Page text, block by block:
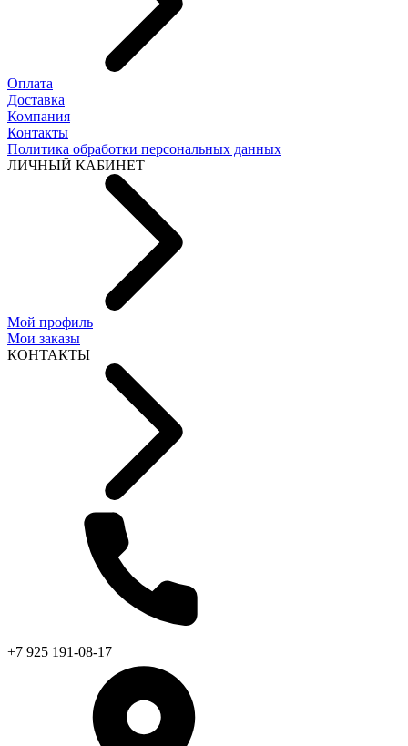
Оплата
Доставка
Компания
Контакты
Политика обработки персональных данных
ЛИЧНЫЙ КАБИНЕТ
Мой профиль
Мои заказы
КОНТАКТЫ
+7 925 191-08-17